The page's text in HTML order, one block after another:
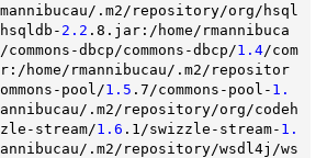
.m2/repository/org/hsql
2.2 .8.jar:/home/rmannibuca
dbcp/commons-dbcp/1.4/com
home/rmannibucau/.m2/repositor
pool/1.5 .7/commons-pool- 1.
.m2/repository/org/codeh
stream/1.6 .1/swizzle-stream- 1.
.m2/repository/wsdl4j/ws